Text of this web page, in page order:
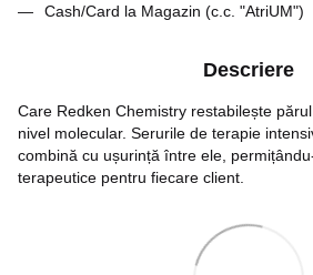
Cash/Card la Magazin (c.c. "AtriUM")
Descriere
Care Redken Chemistry restabilește
nivel molecular. Serurile de terapie
combină cu ușurință între ele,
terapeutice pentru fiecare client.